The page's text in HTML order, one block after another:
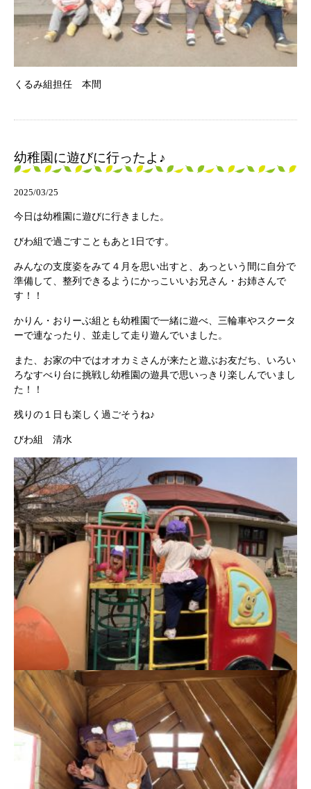
くるみ組担任 本間
幼稚園に遊びに行ったよ♪
2025/03/25
今日は幼稚園に遊びに行きました。
びわ組で過ごすこともあと1日です。
みんなの支度姿をみて４月を思い出すと、あっという間に自分で
準備して、整列できるようにかっこいいお兄さん・お姉さんで
す！！
かりん・おりーぶ組とも幼稚園で一緒に遊べ、三輪車やスクータ
ーで連なったり、並走して走り遊んでいました。
また、お家の中ではオオカミさんが来たと遊ぶお友だち、いろい
ろなすべり台に挑戦し幼稚園の遊具で思いっきり楽しんでいまし
た！！
残りの１日も楽しく過ごそうね♪
びわ組 清水